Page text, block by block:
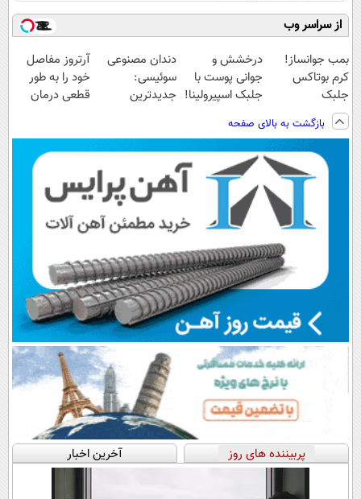
از سراسر وب
بمب جوانساز!
کرم بوتاکس
جلبک
اسپیرولینا50%تخفیف
درخشش و
جوانی پوست با
جلبک اسپیرولینا!
تخفیف ویژه
دندان مصنوعی
سوئیسی:
جدیدترین
پرداخت قسطی
آرتروز مفاصل
خود را به طور
قطعی درمان
بازگشت به بالای صفحه
پربیننده های روز آخرین اخبار